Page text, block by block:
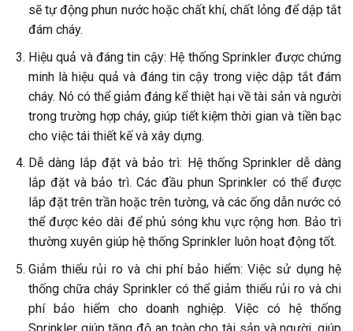
sẽ tự động phun nước hoặc chất khí, chất lỏng để dập tắt
đám cháy.
Hiệu quả và đáng tin cậy: Hệ thống Sprinkler được chứng
minh là hiệu quả và đáng tin cậy trong việc dập tắt đám
cháy. Nó có thể giảm đáng kể thiệt hại về tài sản và người
trong trường hợp cháy, giúp tiết kiệm thời gian và tiền bạc
cho việc tái thiết kế và xây dựng.
Dễ dàng lắp đặt và bảo trì: Hệ thống Sprinkler dễ dàng
lắp đặt và bảo trì. Các đầu phun Sprinkler có thể được
lắp đặt trên trần hoặc trên tường, và các ống dẫn nước có
thể được kéo dài để phủ sóng khu vực rộng hơn. Bảo trì
thường xuyên giúp hệ thống Sprinkler luôn hoạt động tốt.
Giảm thiểu rủi ro và chi phí bảo hiểm: Việc sử dụng hệ
thống chữa cháy Sprinkler có thể giảm thiểu rủi ro và chi
phí bảo hiểm cho doanh nghiệp. Việc có hệ thống